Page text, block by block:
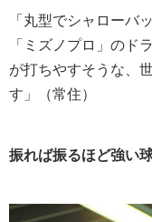
「丸型でシャローバ
「ミズノプロ」のド
が打ちやすそうな、
す」（常住）
振れば振るほど強い